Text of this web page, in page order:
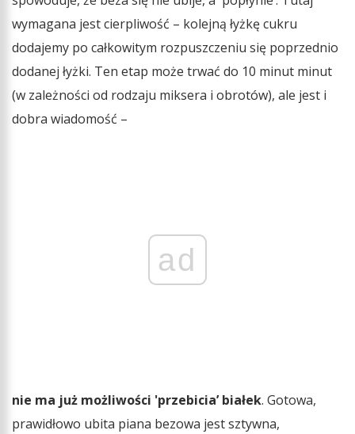
wymagana jest cierpliwość – kolejną łyżkę cukru
dodajemy po całkowitym rozpuszczeniu się poprzednio
dodanej łyżki. Ten etap może trwać do 10 minut minut
(w zależności od rodzaju miksera i obrotów), ale jest i
dobra wiadomość –
ad
nie ma już możliwości 'przebicia’ białek. Gotowa,
prawidłowo ubita piana bezowa jest sztywna,